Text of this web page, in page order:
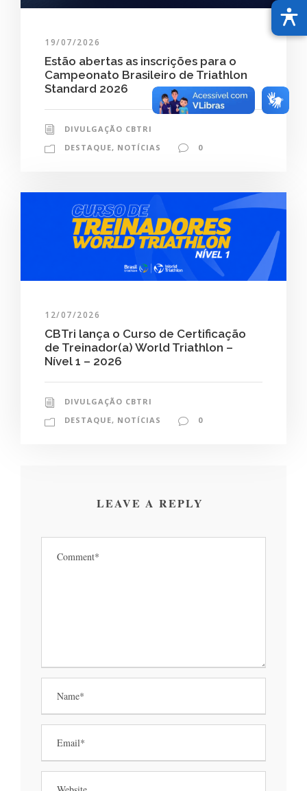
19/07/2026
Estão abertas as inscrições para o
Campeonato Brasileiro de Triathlon
Standard 2026
DIVULGAÇÃO CBTRI
DESTAQUE, NOTÍCIAS 0
12/07/2026
CBTri lança o Curso de Certificação
de Treinador(a) World Triathlon –
Nível 1 – 2026
DIVULGAÇÃO CBTRI
DESTAQUE, NOTÍCIAS 0
LEAVE A REPLY